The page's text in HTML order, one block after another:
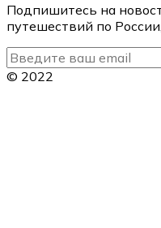
Подпишитесь на
путешествий по
© 2022